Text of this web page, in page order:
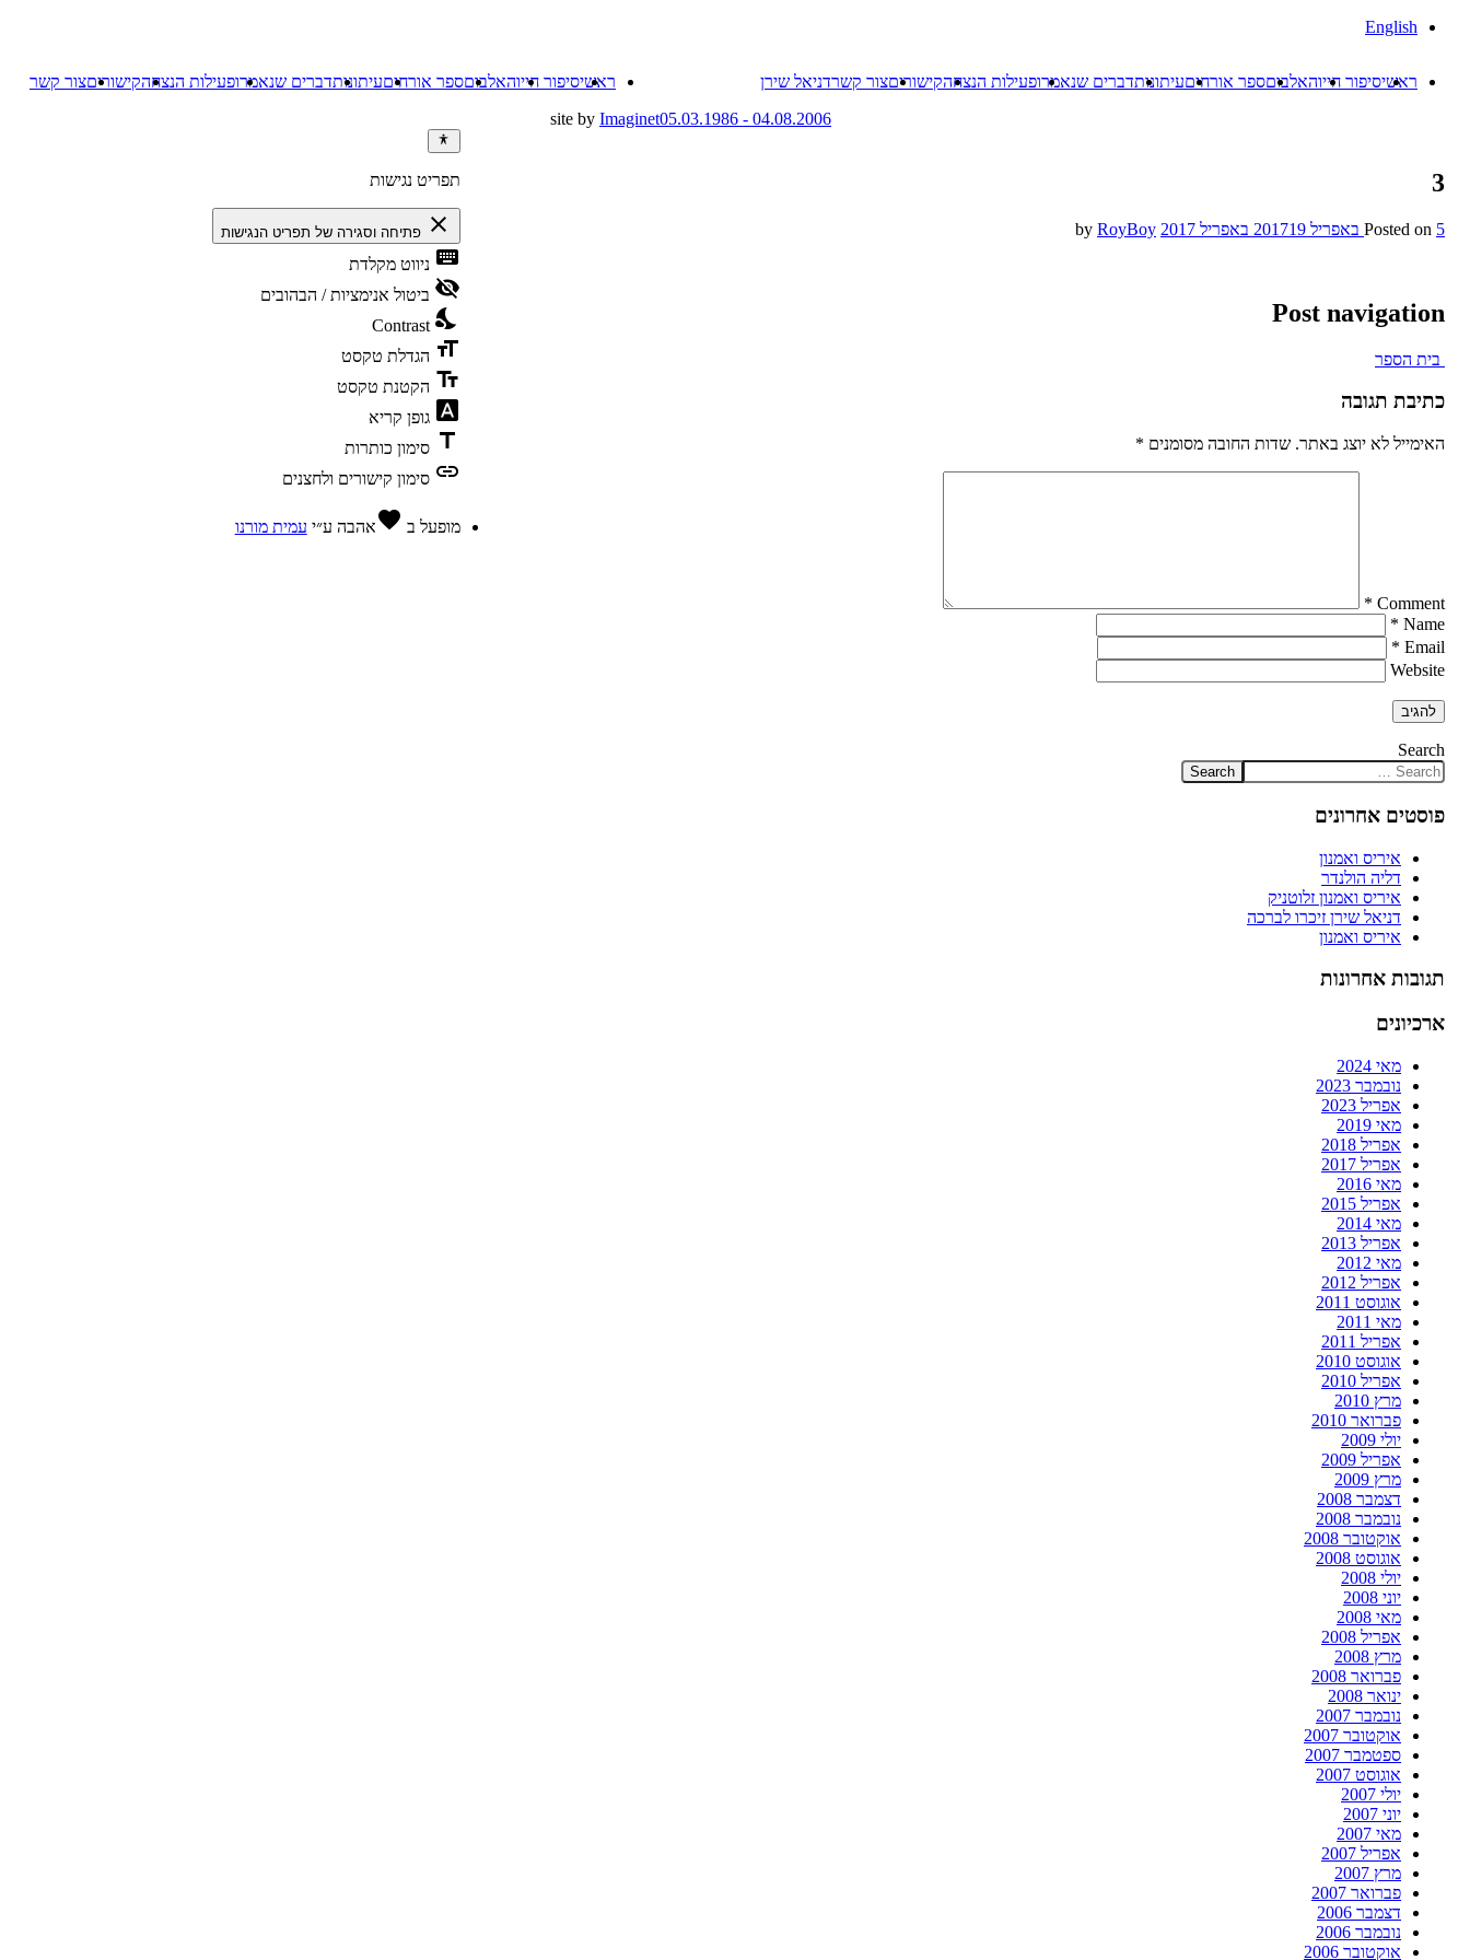
English
ראשיסיפור חייוהאלבוםספר אורחיםעיתונותדברים שנאמרופעילות הנצחהקישוריםצור קשרדניאל שירן
04.08.2006 - 05.03.1986
ראשיסיפור חייוהאלבוםספר אורחיםעיתונותדברים שנאמרופעילות הנצחהקישוריםצור קשר
3
Posted on 5 באפריל 2017 19 באפריל 2017 RoyBoy
Post navigation
בית הספר
כתיבת תגובה
האימייל לא יוצג באתר. שדות החובה מסומנים *
Comment
*
Name
*
Email
*
Website
Search
פוסטים אחרונים
איריס ואמנון
דליה הולנדר
איריס ואמנון זלוטניק
דניאל שירן זיכרו לברכה
איריס ואמנון
תגובות אחרונות
ארכיונים
מאי 2024
נובמבר 2023
אפריל 2023
מאי 2019
אפריל 2018
אפריל 2017
מאי 2016
אפריל 2015
מאי 2014
אפריל 2013
מאי 2012
אפריל 2012
אוגוסט 2011
מאי 2011
אפריל 2011
אוגוסט 2010
אפריל 2010
מרץ 2010
פברואר 2010
יולי 2009
אפריל 2009
מרץ 2009
דצמבר 2008
נובמבר 2008
אוקטובר 2008
אוגוסט 2008
יולי 2008
יוני 2008
מאי 2008
אפריל 2008
מרץ 2008
פברואר 2008
ינואר 2008
נובמבר 2007
אוקטובר 2007
ספטמבר 2007
אוגוסט 2007
יולי 2007
יוני 2007
מאי 2007
אפריל 2007
מרץ 2007
פברואר 2007
דצמבר 2006
נובמבר 2006
אוקטובר 2006
site by Imaginet
תפריט נגישות
close פתיחה וסגירה של תפריט הנגישות
keyboard ניווט מקלדת
visibility_off ביטול אנימציות / הבהובים
nights_stay
Contrast
format_size הגדלת טקסט
text_fields הקטנת טקסט
font_download גופן קריא
title סימון כותרות
link סימון קישורים ולחצנים
מופעל ב favoriteאהבה ע״י עמית מורנו